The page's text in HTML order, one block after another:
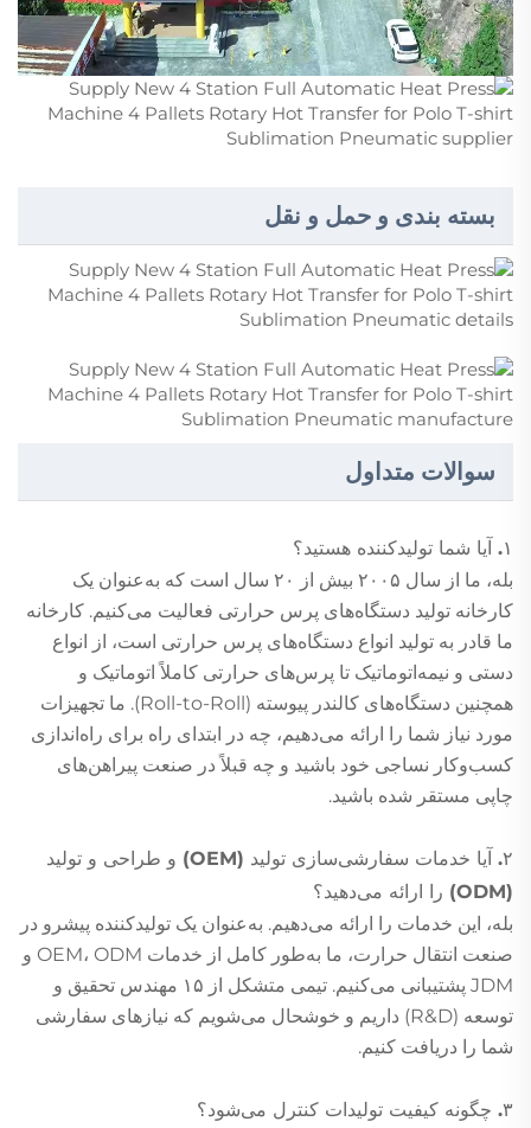
بسته بندی و حمل و نقل
سوالات متداول
۱. آیا شما تولیدکننده هستید؟
بله، ما از سال ۲۰۰۵ بیش از ۲۰ سال است که به‌عنوان یک
کارخانه تولید دستگاه‌های پرس حرارتی فعالیت می‌کنیم. کارخانه
ما قادر به تولید انواع دستگاه‌های پرس حرارتی است، از انواع
دستی و نیمه‌اتوماتیک تا پرس‌های حرارتی کاملاً اتوماتیک و
همچنین دستگاه‌های کالندر پیوسته (Roll-to-Roll). ما تجهیزات
مورد نیاز شما را ارائه می‌دهیم، چه در ابتدای راه برای راه‌اندازی
کسب‌وکار نساجی خود باشید و چه قبلاً در صنعت پیراهن‌های
چاپی مستقر شده باشید.
۲. آیا خدمات سفارشی‌سازی تولید (OEM) و طراحی و تولید
(ODM) را ارائه می‌دهید؟
بله، این خدمات را ارائه می‌دهیم. به‌عنوان یک تولیدکننده پیشرو در
صنعت انتقال حرارت، ما به‌طور کامل از خدمات OEM، ODM و
JDM پشتیبانی می‌کنیم. تیمی متشکل از ۱۵ مهندس تحقیق و
توسعه (R&D) داریم و خوشحال می‌شویم که نیازهای سفارشی
شما را دریافت کنیم.
۳. چگونه کیفیت تولیدات کنترل می‌شود؟